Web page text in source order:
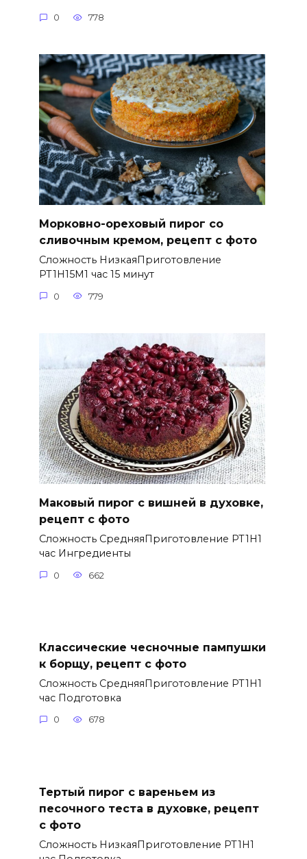
0 778
Морковно-ореховый пирог со
сливочным кремом, рецепт с фото
Сложность НизкаяПриготовление
PT1H15M1 час 15 минут
0 779
Маковый пирог с вишней в духовке,
рецепт с фото
Сложность СредняяПриготовление PT1H1
час Ингредиенты
0 662
Классические чесночные пампушки
к борщу, рецепт с фото
Сложность СредняяПриготовление PT1H1
час Подготовка
0 678
Тертый пирог с вареньем из
песочного теста в духовке, рецепт
с фото
Сложность НизкаяПриготовление PT1H1